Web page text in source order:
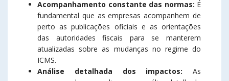
Acompanhamento constante das normas: É
fundamental que as empresas acompanhem de
perto as publicações oficiais e as orientações
das autoridades fiscais para se manterem
atualizadas sobre as mudanças no regime do
ICMS.
Análise detalhada dos impactos: As